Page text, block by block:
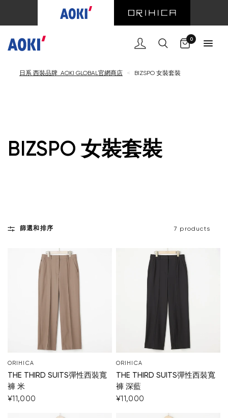
0
日系 西裝品牌 AOKI GLOBAL官網商店 < BIZSPO 女裝套裝
BIZSPO 女裝套裝
篩選和排序 7 products
ORIHICA
THE THIRD SUITS彈性西裝寬
褲 米
¥11,000
ORIHICA
THE THIRD SUITS彈性西裝寬
褲 深藍
¥11,000
購物車